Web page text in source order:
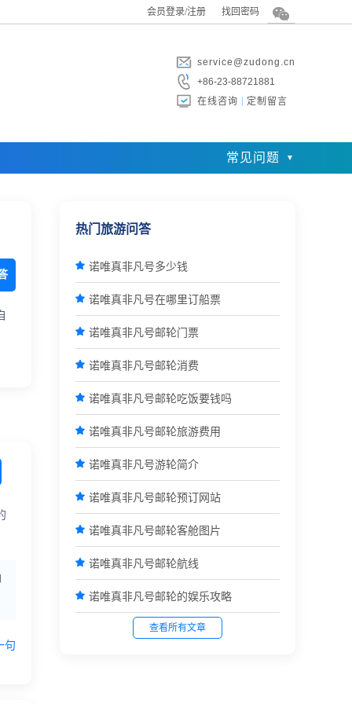
会员登录/注册 找回密码
service@zudong.cn
+86-23-88721881
在线咨询
定制留言
常见问题
句
热门旅游问答
 诺唯真非凡号多少钱
 诺唯真非凡号在哪里订船票
 诺唯真非凡号邮轮门票
 诺唯真非凡号邮轮消费
 诺唯真非凡号邮轮吃饭要钱吗
 诺唯真非凡号邮轮旅游费用
 诺唯真非凡号游轮简介
 诺唯真非凡号邮轮预订网站
 诺唯真非凡号邮轮客舱图片
 诺唯真非凡号邮轮航线
 诺唯真非凡号邮轮的娱乐攻略
查看所有文章